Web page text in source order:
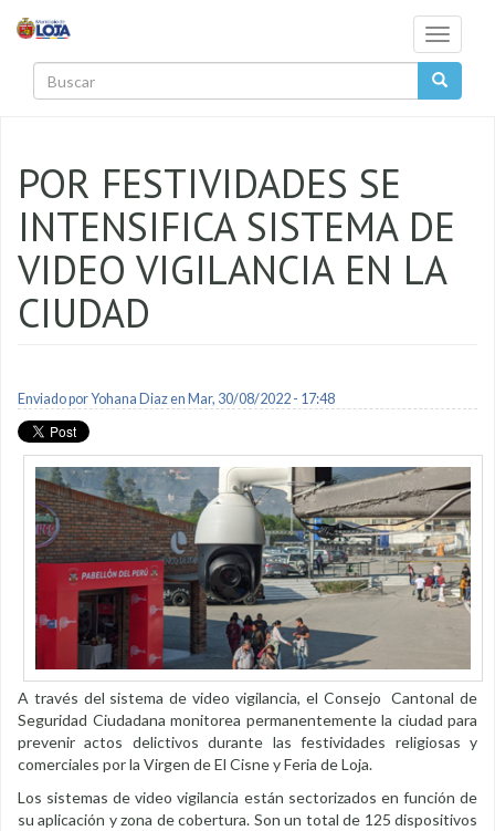
Toggle
POR FESTIVIDADES SE
INTENSIFICA SISTEMA DE
VIDEO VIGILANCIA EN LA
CIUDAD
Enviado porYohana Diazen Mar, 30/08/2022 - 17:48
A través del sistema de video vigilancia, el Consejo Cantonal de
Seguridad Ciudadana monitorea permanentemente la ciudad para
prevenir actos delictivos durante las festividades religiosas y
comerciales por la Virgen de El Cisne y Feria de Loja.
Los sistemas de video vigilancia están sectorizados en función de
su aplicación y zona de cobertura. Son un total de 125 dispositivos